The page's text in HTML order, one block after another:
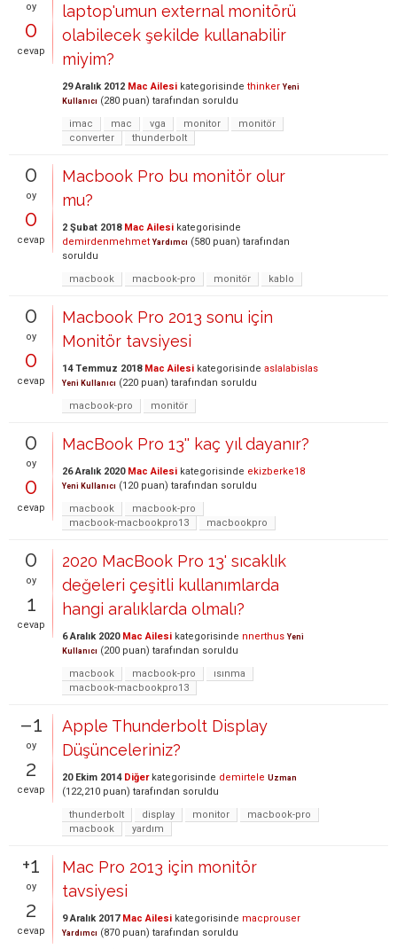
oy
0
cevap
laptop'umun external monitörü
olabilecek şekilde kullanabilir
miyim?
29 Aralık 2012 Mac Ailesi kategorisinde thinker Yeni
Kullanıcı (280 puan) tarafından soruldu
imac
mac vga monitor
monitör
converter
thunderbolt
0
oy
0
cevap
Macbook Pro bu monitör olur
mu?
2 Şubat 2018 Mac Ailesi kategorisinde
demirdenmehmet Yardımcı (580 puan) tarafından
soruldu
macbook
macbook-pro monitör kablo
0
oy
0
cevap
Macbook Pro 2013 sonu için
Monitör tavsiyesi
14 Temmuz 2018 Mac Ailesi kategorisinde aslalabislas
Yeni Kullanıcı (220 puan) tarafından soruldu
macbook-pro
monitör
0
oy
0
cevap
MacBook Pro 13'' kaç yıl dayanır?
26 Aralık 2020 Mac Ailesi kategorisinde ekizberke18
Yeni Kullanıcı (120 puan) tarafından soruldu
macbook
macbook-pro
macbook-macbookpro13
macbookpro
0
oy
1
cevap
2020 MacBook Pro 13' sıcaklık
değeleri çeşitli kullanımlarda
hangi aralıklarda olmalı?
6 Aralık 2020 Mac Ailesi kategorisinde nnerthus Yeni
Kullanıcı (200 puan) tarafından soruldu
macbook
macbook-pro
ısınma
macbook-macbookpro13
–1
oy
2
cevap
Apple Thunderbolt Display
Düşünceleriniz?
20 Ekim 2014 Diğerkategorisinde demirtele Uzman
(122,210 puan) tarafından soruldu
thunderbolt
display monitor
macbook-pro
macbook
yardım
+1
oy
2
cevap
Mac Pro 2013 için monitör
tavsiyesi
9 Aralık 2017 Mac Ailesi kategorisinde macprouser
Yardımcı (870 puan) tarafından soruldu